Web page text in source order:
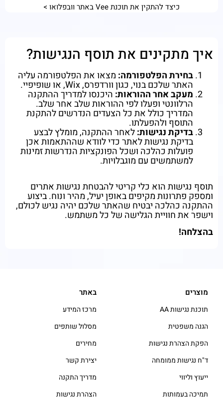
כיצד להתקין את תוכנת Vee באתר וובפלואו >
איך מתקינים את תוסף הנגישות?
בחירת הפלטפורמה: מצאו את הפלטפורמה עליה
האתר שלכם בנוי, כגון וורדפרס, Wix, או שופיפיי.
מעקב אחר ההוראות: היכנסו למדריך ההתקנה
הרלוונטי ופעלו לפי ההוראות שלב אחר שלב.
המדריך כולל את כל הצעדים הנדרשים להתקנת
התוסף ולהפעלתו.
בדיקת נגישות:לאחר ההתקנה, מומלץ לבצע
בדיקת נגישות לאתר כדי לוודא שההתאמות אכן
פועלות כהלכה ושכל הפונקציות הנדרשות זמינות
למשתמשים עם מוגבלויות.
תוסף נגישות הוא כלי קריטי להבטחת נגישות אתרים
ומספק פתרונות מקיפים באופן יעיל, מהיר ונוח. ביצוע
ההתקנה כהלכה יבטיח שהאתר שלכם יהיה נגיש לכולם,
וישפר את חוויית הגלישה של כל משתמש.
בהצלחה!
מוצרים
תוכנת נגישות AA
הגנה משפטית
הפקת הצהרת נגישות
ד"ח נגישות ממומחה
ייעוץ וליווי
תמיכה בעמותות
באתר
מרכז המידע
מסלול שותפים
מחירים
יצירת קשר
מדריך התקנה
הצהרת נגישות